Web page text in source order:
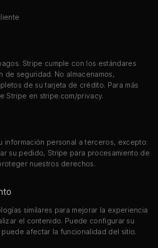
Stripe cumple con los estándares
de seguridad. No almacenamos,
de su tarjeta de crédito. Para más
Stripe en stripe.com/privacy.
información personal a terceros, excepto:
su pedido, Stripe para procesamiento de
nuestros derechos.
similares para mejorar la experiencia
el contenido. Puede configurar su
afectar la funcionalidad del sitio.